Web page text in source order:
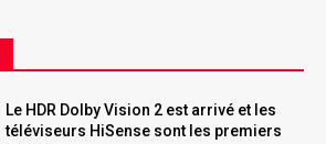
Le HDR Dolby Vision 2 est arrivé et les
téléviseurs HiSense sont les premiers